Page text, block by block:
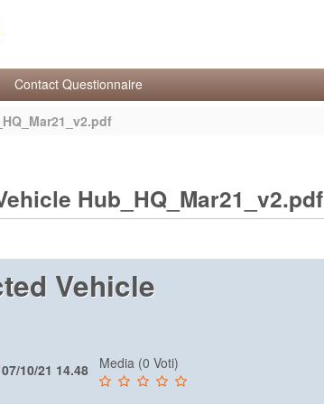
Contact Questionnaire
Hub_HQ_Mar21_v2.pdf
Vehicle
10/21 14.48 Media (0 Voti)